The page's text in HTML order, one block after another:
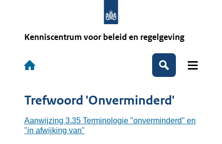
Kenniscentrum voor beleid en regelgeving
Hoofdnavigatie
Zoeken
Trefwoord 'Onverminderd'
Aanwijzing 3.35 Terminologie "onverminderd" en
"in afwijking van"